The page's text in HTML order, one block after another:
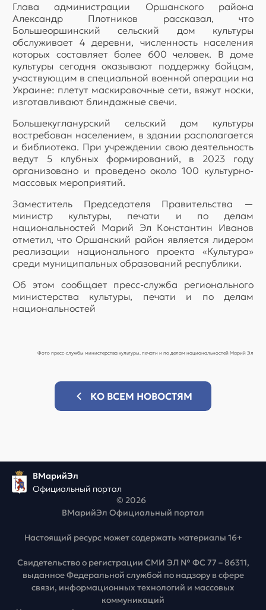
Глава администрации Оршанского района
Александр Плотников рассказал, что
Большеоршинский сельский дом культуры
обслуживает 4 деревни, численность населения
которых составляет более 600 человек. В доме
культуры сегодня оказывают поддержку бойцам,
участвующим в специальной военной операции на
Украине: плетут маскировочные сети, вяжут носки,
изготавливают блиндажные свечи.
Большекугланурский сельский дом культуры
востребован населением, в здании располагается
и библиотека. При учреждении свою деятельность
ведут 5 клубных формирований, в 2023 году
организовано и проведено около 100 культурно-
массовых мероприятий.
Заместитель Председателя Правительства —
министр культуры, печати и по делам
национальностей Марий Эл Константин Иванов
отметил, что Оршанский район является лидером
реализации национального проекта «Культура»
среди муниципальных образований республики.
Об этом сообщает пресс-служба регионального
министерства культуры, печати и по делам
национальностей
Фото пресс-службы министерства культуры, печати и по делам национальностей Марий Эл
КО ВСЕМ НОВОСТЯМ
ВМарийЭл
Официальный портал
© 2026
ВМарийЭл Официальный портал
Настоящий ресурс может содержать материалы 16+
Свидетельство о регистрации СМИ ЭЛ № ФС 77 – 86311,
выданное Федеральной службой по надзору в сфере
связи, информационных технологий и массовых
коммуникаций